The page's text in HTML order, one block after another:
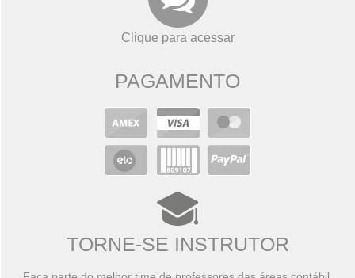
Clique para acessar
PAGAMENTO
TORNE-SE INSTRUTOR